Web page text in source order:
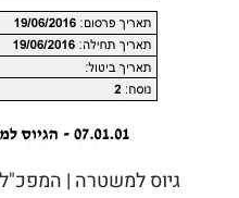
גיוס למשטרה |